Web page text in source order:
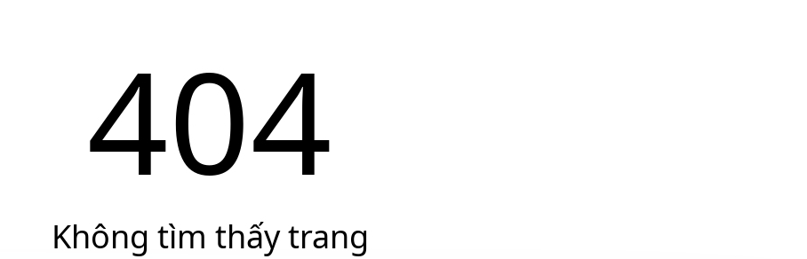
404
Không tìm thấy trang